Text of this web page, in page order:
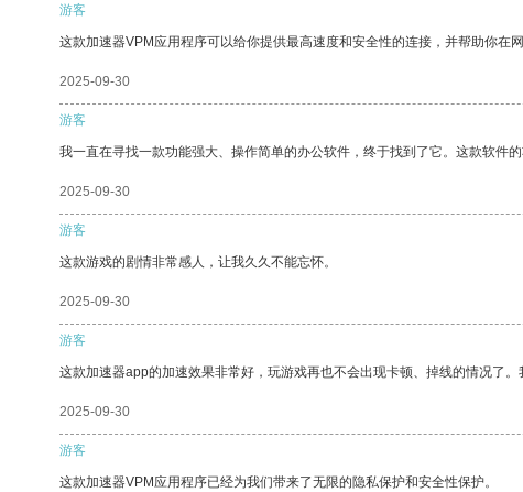
游客
这款加速器VPM应用程序可以给你提供最高速度和安全性的连接，并帮助你在网
2025-09-30
游客
我一直在寻找一款功能强大、操作简单的办公软件，终于找到了它。这款软件
2025-09-30
游客
这款游戏的剧情非常感人，让我久久不能忘怀。
2025-09-30
游客
这款加速器app的加速效果非常好，玩游戏再也不会出现卡顿、掉线的情况了
2025-09-30
游客
这款加速器VPM应用程序已经为我们带来了无限的隐私保护和安全性保护。